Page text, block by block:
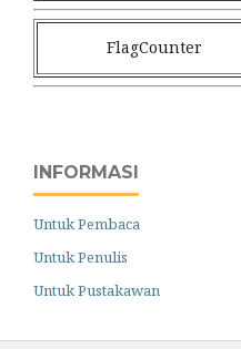
FlagCounter
INFORMASI
Untuk Pembaca
Untuk Penulis
Untuk Pustakawan